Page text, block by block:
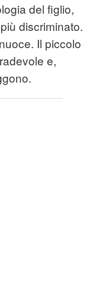
del figlio,
discriminato.
Il piccolo
e,